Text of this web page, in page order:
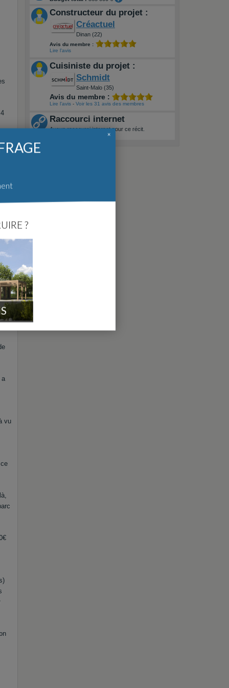
il
a
vu
Constructeur du projet :
Créactuel
Dinan (22)
Avis du membre :
Lire l'avis
Cuisiniste du projet :
Schmidt
Saint-Malo (35)
Avis du membre :
Lire l'avis - Voir les 31 avis des membres
Raccourci internet
Aucun raccourci internet pour ce récit.
?
×